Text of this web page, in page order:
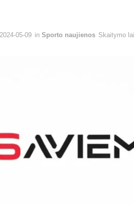
2024-05-09 in Sporto naujienos Skaitymo